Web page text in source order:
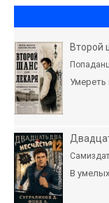
Второй
Умереть
В умелых